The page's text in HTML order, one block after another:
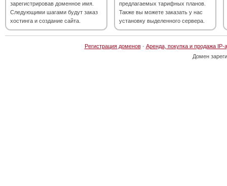
зарегистрировав доменное имя.
Следующими шагами будут заказ
хостинга и создание сайта.
предлагаемых тарифных планов.
Также вы можете заказать у нас
установку выделенного сервера.
Регистрация доменов· Аренда, покупка и продажа IP-
Домен